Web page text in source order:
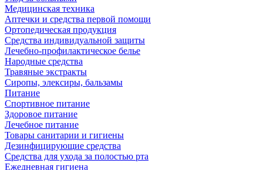
Медицинская техника
Аптечки и средства первой помощи
Ортопедическая продукция
Средства индивидуальной защиты
Лечебно-профилактическое белье
Народные средства
Травяные экстракты
Сиропы, элексиры, бальзамы
Питание
Спортивное питание
Здоровое питание
Лечебное питание
Товары санитарии и гигиены
Дезинфицирующие средства
Средства для ухода за полостью рта
Ежедневная гигиена